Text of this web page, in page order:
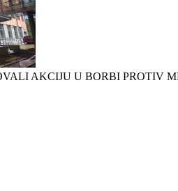
AKCIJU U BORBI PROTIV